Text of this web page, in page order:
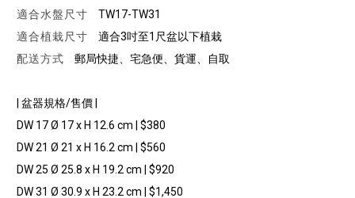
適合水盤尺寸
TW17-TW31
適合植栽尺寸
適合3吋至1尺盆以下植栽
配送方式
郵局快捷、宅急便、貨運、自取
| 盆器規格/售價 |
DW 17 Ø 17 x H 12.6 cm | $380
DW 21 Ø 21 x H 16.2 cm | $560
DW 25 Ø 25.8 x H 19.2 cm | $920
DW 31 Ø 30.9 x H 23.2 cm | $1,450